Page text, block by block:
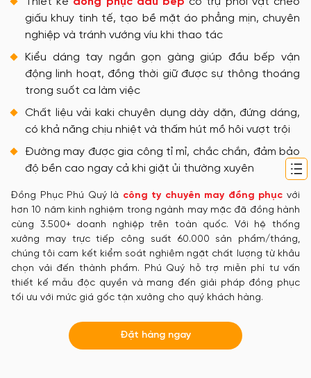
giấu khuy tinh tế, tạo bề mặt áo phẳng mịn, chuyên
nghiệp và tránh vướng víu khi thao tác
Kiểu dáng tay ngắn gọn gàng giúp đầu bếp vận
động linh hoạt, đồng thời giữ được sự thông thoáng
trong suốt ca làm việc
Chất liệu vải kaki chuyên dụng dày dặn, đứng dáng,
có khả năng chịu nhiệt và thấm hút mồ hôi vượt trội
Đường may được gia công tỉ mỉ, chắc chắn, đảm bảo
độ bền cao ngay cả khi giặt ủi thường xuyên
Đồng Phục Phú Quý là công ty chuyên may đồng phục với
hơn 10 năm kinh nghiệm trong ngành may mặc đã đồng hành
cùng 3.500+ doanh nghiệp trên toàn quốc. Với hệ thống
xưởng may trực tiếp công suất 60.000 sản phẩm/tháng,
chúng tôi cam kết kiểm soát nghiêm ngặt chất lượng từ khâu
chọn vải đến thành phẩm. Phú Quý hỗ trợ miễn phí tư vấn
thiết kế mẫu độc quyền và mang đến giải pháp đồng phục
tối ưu với mức giá gốc tận xưởng cho quý khách hàng.
Đặt hàng ngay